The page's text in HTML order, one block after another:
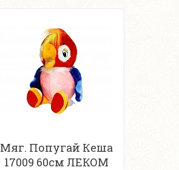
Мяг. Попугай Кеша
17009 60см ЛЕКОМ